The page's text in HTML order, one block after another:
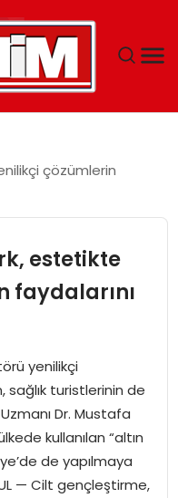
çözümlerin
estetikte
faydalarını
yenilikçi
sağlık turistlerinin de
Dr. Mustafa
kullanılan “altın
de yapılmaya
— Cilt gençleştirme,